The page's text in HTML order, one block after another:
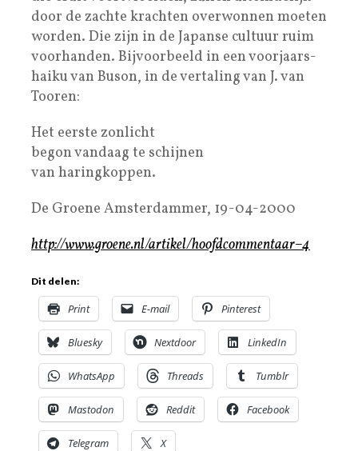
door de zachte krachten overwonnen moeten
worden. Die zijn in de Japanse cultuur ruim
voorhanden. Bijvoorbeeld in een voorjaars-
haiku van Buson, in de vertaling van J. van
Tooren:
Het eerste zonlicht
begon vandaag te schijnen
van haringkoppen.
De Groene Amsterdammer, 19-04-2000
http://www.groene.nl/artikel/hoofdcommentaar–4
Dit delen:
Print E-mail Pinterest
Bluesky Nextdoor LinkedIn
WhatsApp Threads Tumblr
Mastodon Reddit Facebook
Telegram X